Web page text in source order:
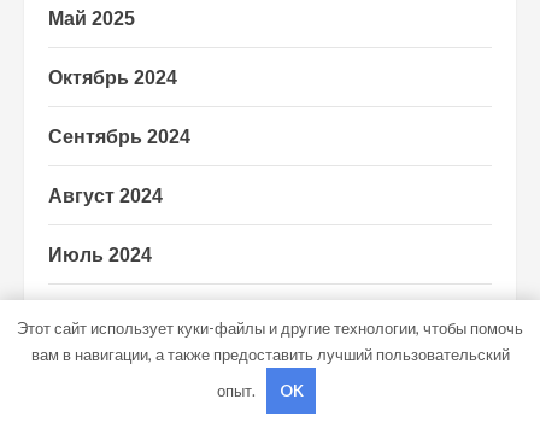
Май 2025
Октябрь 2024
Сентябрь 2024
Август 2024
Июль 2024
Этот сайт использует куки-файлы и другие технологии, чтобы помочь
вам в навигации, а также предоставить лучший пользовательский
опыт.
OK